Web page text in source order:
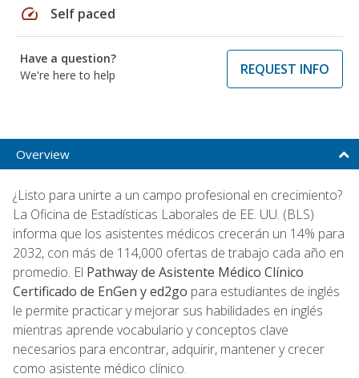
speed Self paced
Have a question?
We're here to help
REQUEST INFO
Overview
¿Listo para unirte a un campo profesional en crecimiento?
La Oficina de Estadísticas Laborales de EE. UU. (BLS)
informa que los asistentes médicos crecerán un 14% para
2032, con más de 114,000 ofertas de trabajo cada año en
promedio. El Pathway de Asistente Médico Clínico
Certificado de EnGen y ed2go para estudiantes de inglés
le permite practicar y mejorar sus habilidades en inglés
mientras aprende vocabulario y conceptos clave
necesarios para encontrar, adquirir, mantener y crecer
como asistente médico clínico.